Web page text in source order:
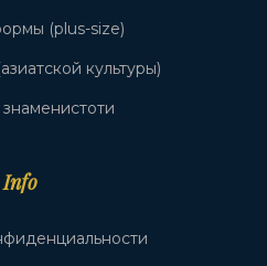
(plus-size)
культуры)
Info